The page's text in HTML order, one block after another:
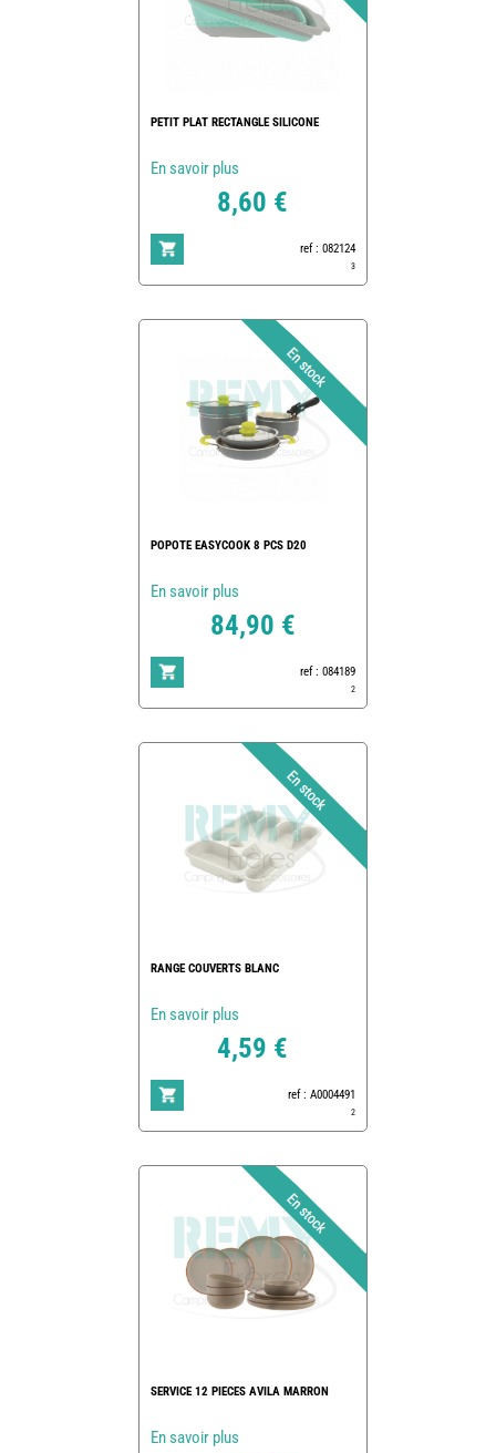
PETIT PLAT RECTANGLE SILICONE
En savoir plus
8,60 €
ref : 082124
3
POPOTE EASYCOOK 8 PCS D20
En savoir plus
84,90 €
ref : 084189
2
RANGE COUVERTS BLANC
En savoir plus
4,59 €
ref : A0004491
2
SERVICE 12 PIECES AVILA MARRON
En savoir plus